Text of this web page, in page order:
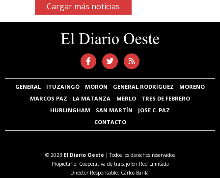
Cargar más noticias
GENERAL ITUZAINGÓ MORÓN GENERAL RODRÍGUEZ
MORENO
MARCOS PAZ
LA MATANZA MERLO
TRES DE FEBRERO
HURLINGHAM
SAN MARTÍN
JOSE C. PAZ
CONTACTO
© 2023 El Diario Oeste | Todos los derechos reservados
Propietario: Cooperativa de trabajo En Red Limitada
Director Responsable: Carlos Barilá